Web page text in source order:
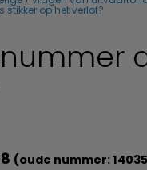
op het verlof?
(oude nummer: